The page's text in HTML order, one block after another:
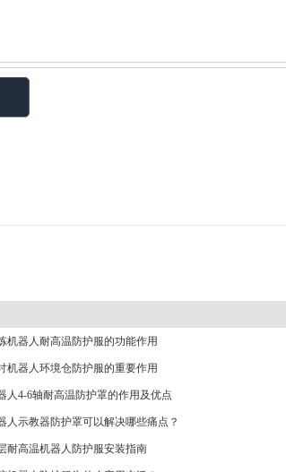
机器人耐高温防护服的功能作用
机器人环境仓防护服的重要作用
人4-6轴耐高温防护罩的作用及优点
人示教器防护罩可以解决哪些痛点？
耐高温机器人防护服安装指南